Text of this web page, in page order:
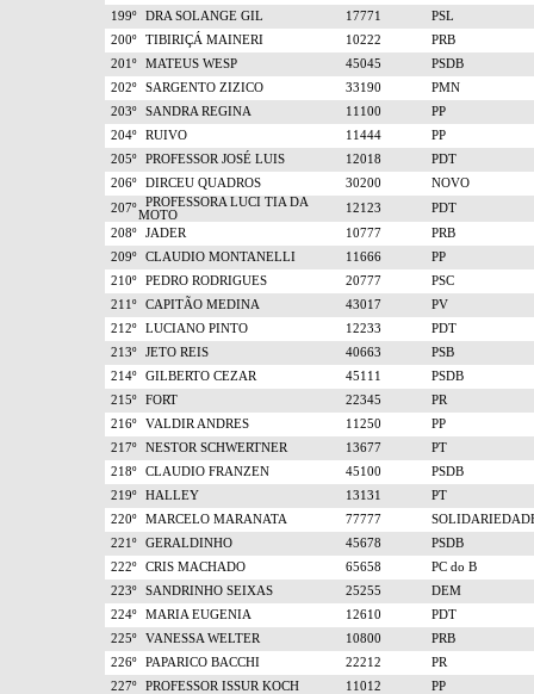
199º
DRA SOLANGE GIL 17771
PSL
200º
TIBIRIÇÁ MAINERI 10222
PRB
201º
MATEUS WESP 45045
PSDB
202º
SARGENTO ZIZICO 33190
PMN
203º
SANDRA REGINA 11100
PP
204º
RUIVO 11444
PP
205º
PROFESSOR JOSÉ LUIS 12018
PDT
206º
DIRCEU QUADROS 30200
NOVO
207º
PROFESSORA LUCI TIA DA
MOTO
12123
PDT
208º
JADER 10777
PRB
209º
CLAUDIO MONTANELLI 11666
PP
210º
PEDRO RODRIGUES 20777
PSC
211º
CAPITÃO MEDINA 43017
PV
212º
LUCIANO PINTO 12233
PDT
213º
JETO REIS 40663
PSB
214º
GILBERTO CEZAR 45111
PSDB
215º
FORT 22345
PR
216º
VALDIR ANDRES 11250
PP
217º
NESTOR SCHWERTNER 13677
PT
218º
CLAUDIO FRANZEN 45100
PSDB
219º
HALLEY 13131
PT
220º
MARCELO MARANATA 77777
221º
GERALDINHO 45678
PSDB
222º
CRIS MACHADO 65658
PC do B
223º
SANDRINHO SEIXAS 25255
DEM
224º
MARIA EUGENIA 12610
PDT
225º
VANESSA WELTER 10800
PRB
226º
PAPARICO BACCHI 22212
PR
227º
PROFESSOR ISSUR KOCH 11012
PP